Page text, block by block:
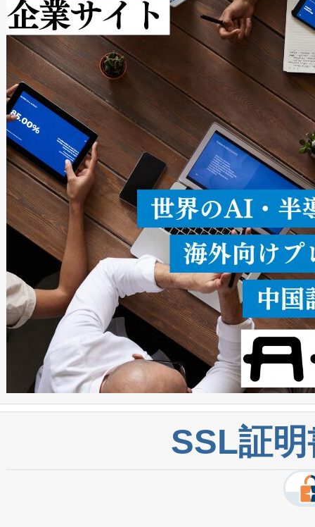
作業と点群処理を簡素化でき
Avia 2は、2種類のFOVオプシ
× 80°のノーマルモード、長
ードを切り替えて使用するこ
ることなく、単一のデバイス
うにします。遠距離まで届く
密度なスキャ […]
SSL証